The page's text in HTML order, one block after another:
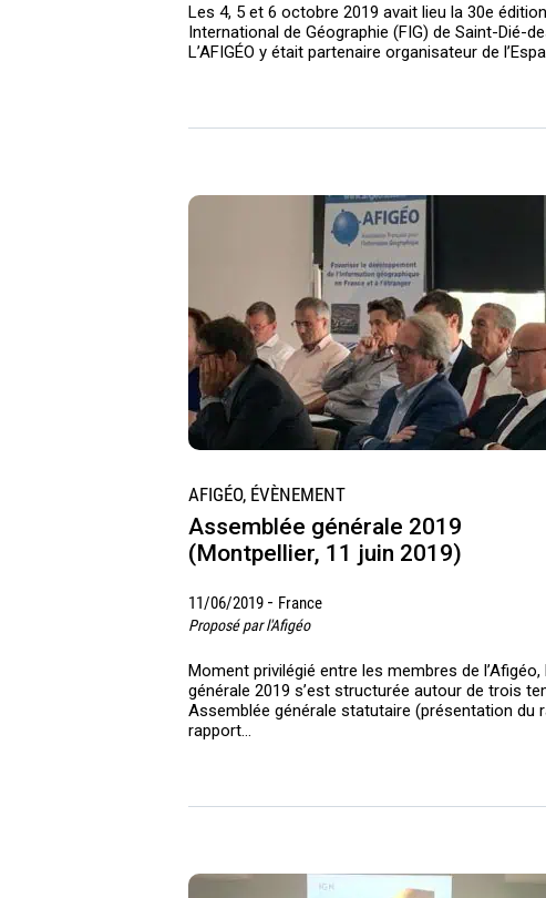
Les 4, 5 et 6 octobre 2019 avait lieu la 30e
International de Géographie (FIG) de Saint-Dié-
L’AFIGÉO y était partenaire organisateur de
AFIGÉO, ÉVÈNEMENT
Assemblée générale 2019
(Montpellier, 11 juin 2019)
11/06/2019 - France
Proposé par l'Afigéo
Moment privilégié entre les membres de l’Afigéo,
générale 2019 s’est structurée autour de trois
Assemblée générale statutaire (présentation du
rapport…